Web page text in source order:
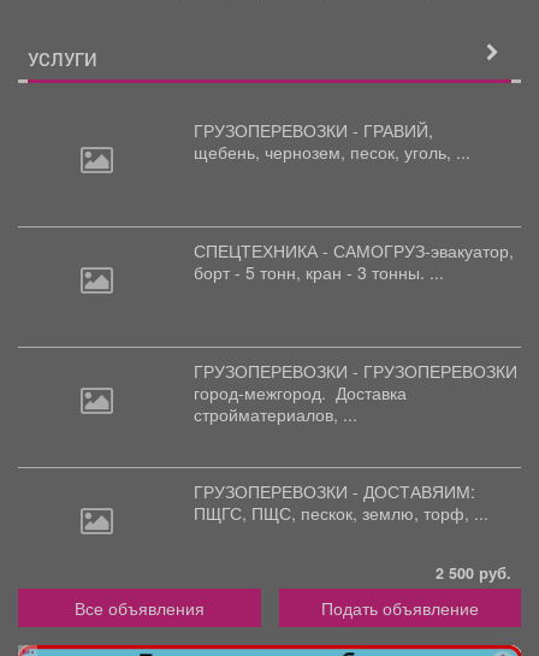
УСЛУГИ
ГРУЗОПЕРЕВОЗКИ - ГРАВИЙ,
щебень, чернозем, песок, уголь, ...
СПЕЦТЕХНИКА - САМОГРУЗ-эвакуатор,
борт - 5 тонн, кран - 3 тонны. ...
ГРУЗОПЕРЕВОЗКИ - ГРУЗОПЕРЕВОЗКИ
город-межгород. Доставка
стройматериалов, ...
ГРУЗОПЕРЕВОЗКИ - ДОСТАВЯИМ:
ПЩГС, ПЩС, пескок, землю, торф, ...
2 500 руб.
Все объявления Подать объявление